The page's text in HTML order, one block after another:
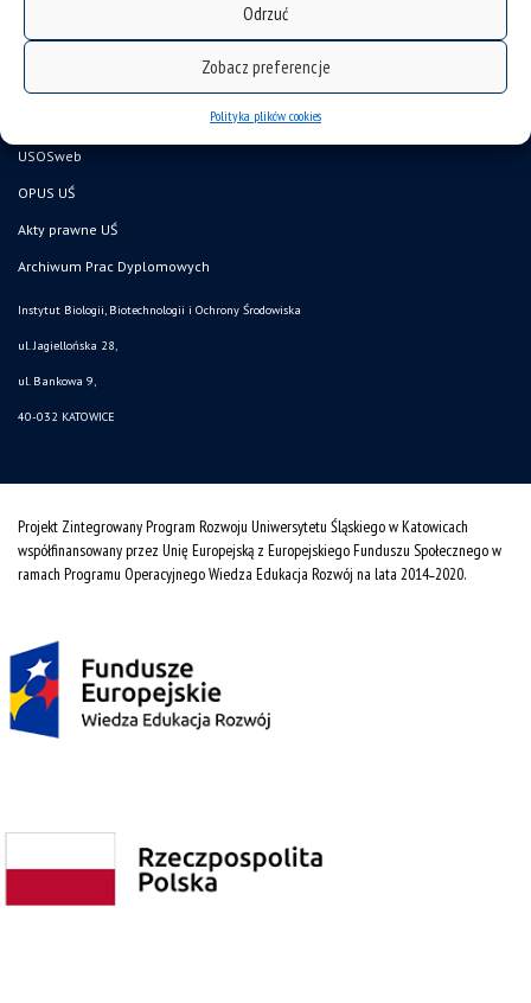
Odrzuć
Zobacz preferencje
Polityka plików cookies
Doktorant UŚ
USOSweb
OPUS UŚ
Akty prawne UŚ
Archiwum Prac Dyplomowych
Instytut Biologii, Biotechnologii i Ochrony Środowiska
ul. Jagiellońska 28,
ul. Bankowa 9,
40-032 KATOWICE
Projekt Zintegrowany Program Rozwoju Uniwersytetu Śląskiego w Katowicach
współfinansowany przez Unię Europejską z Europejskiego Funduszu Społecznego w
ramach Programu Operacyjnego Wiedza Edukacja Rozwój na lata 2014˗2020.